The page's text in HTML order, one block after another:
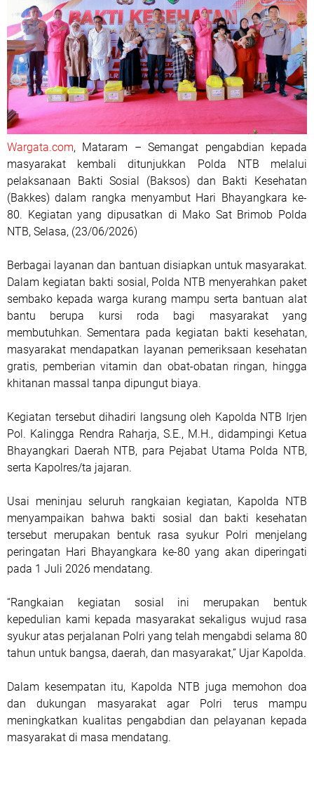
Wargata.com, Mataram – Semangat pengabdian kepada
masyarakat kembali ditunjukkan Polda NTB melalui
pelaksanaan Bakti Sosial (Baksos) dan Bakti Kesehatan
(Bakkes) dalam rangka menyambut Hari Bhayangkara ke-
80. Kegiatan yang dipusatkan di Mako Sat Brimob Polda
NTB, Selasa, (23/06/2026)
Berbagai layanan dan bantuan disiapkan untuk masyarakat.
Dalam kegiatan bakti sosial, Polda NTB menyerahkan paket
sembako kepada warga kurang mampu serta bantuan alat
bantu berupa kursi roda bagi masyarakat yang
membutuhkan. Sementara pada kegiatan bakti kesehatan,
masyarakat mendapatkan layanan pemeriksaan kesehatan
gratis, pemberian vitamin dan obat-obatan ringan, hingga
khitanan massal tanpa dipungut biaya.
Kegiatan tersebut dihadiri langsung oleh Kapolda NTB Irjen
Pol. Kalingga Rendra Raharja, S.E., M.H., didampingi Ketua
Bhayangkari Daerah NTB, para Pejabat Utama Polda NTB,
serta Kapolres/ta jajaran.
Usai meninjau seluruh rangkaian kegiatan, Kapolda NTB
menyampaikan bahwa bakti sosial dan bakti kesehatan
tersebut merupakan bentuk rasa syukur Polri menjelang
peringatan Hari Bhayangkara ke-80 yang akan diperingati
pada 1 Juli 2026 mendatang.
“Rangkaian kegiatan sosial ini merupakan bentuk
kepedulian kami kepada masyarakat sekaligus wujud rasa
syukur atas perjalanan Polri yang telah mengabdi selama 80
tahun untuk bangsa, daerah, dan masyarakat,” Ujar Kapolda.
Dalam kesempatan itu, Kapolda NTB juga memohon doa
dan dukungan masyarakat agar Polri terus mampu
meningkatkan kualitas pengabdian dan pelayanan kepada
masyarakat di masa mendatang.